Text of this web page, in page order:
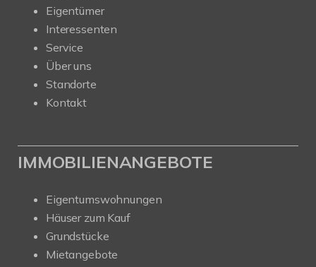
Eigentümer
Interessenten
Service
Über uns
Standorte
Kontakt
IMMOBILIENANGEBOTE
Eigentumswohnungen
Häuser zum Kauf
Grundstücke
Mietangebote